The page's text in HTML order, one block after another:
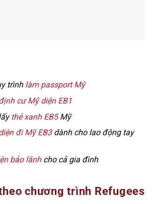
trình làm passport Mỹ
cư Mỹ diện EB1
thẻ xanh EB5Mỹ
đi Mỹ EB3dành cho lao động tay
bảo lãnhcho cả gia đình
chương trình Refugees